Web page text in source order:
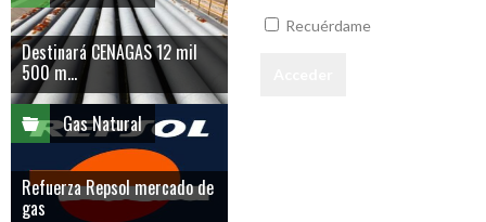
Recuérdame
Destinará CENAGAS 12 mil
500 m...
Gas Natural
Refuerza Repsol mercado de
gas